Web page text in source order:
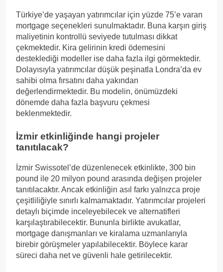
Türkiye’de yaşayan yatırımcılar için yüzde 75’e varan
mortgage seçenekleri sunulmaktadır. Buna karşın giriş
maliyetinin kontrollü seviyede tutulması dikkat
çekmektedir. Kira gelirinin kredi ödemesini
desteklediği modeller ise daha fazla ilgi görmektedir.
Dolayısıyla yatırımcılar düşük peşinatla Londra’da ev
sahibi olma fırsatını daha yakından
değerlendirmektedir. Bu modelin, önümüzdeki
dönemde daha fazla başvuru çekmesi
beklenmektedir.
İzmir etkinliğinde hangi projeler
tanıtılacak?
İzmir Swissotel’de düzenlenecek etkinlikte, 300 bin
pound ile 20 milyon pound arasında değişen projeler
tanıtılacaktır. Ancak etkinliğin asıl farkı yalnızca proje
çeşitliliğiyle sınırlı kalmamaktadır. Yatırımcılar projeleri
detaylı biçimde inceleyebilecek ve alternatifleri
karşılaştırabilecektir. Bununla birlikte avukatlar,
mortgage danışmanları ve kiralama uzmanlarıyla
birebir görüşmeler yapılabilecektir. Böylece karar
süreci daha net ve güvenli hale getirilecektir.